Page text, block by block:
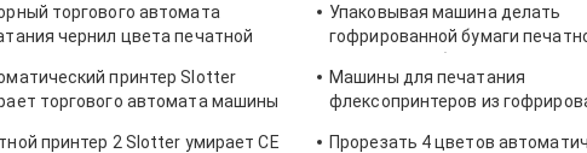
торгового автомата
чернил цвета печатной
принтер Slotter
торгового автомата машины
принтер 2 Slotter умирает CE
Упаковывая машина делать
гофрированной бумаги
машины коробки складывая
Машины для печатания
флексопринтеров из
Прорезать 4 цветов